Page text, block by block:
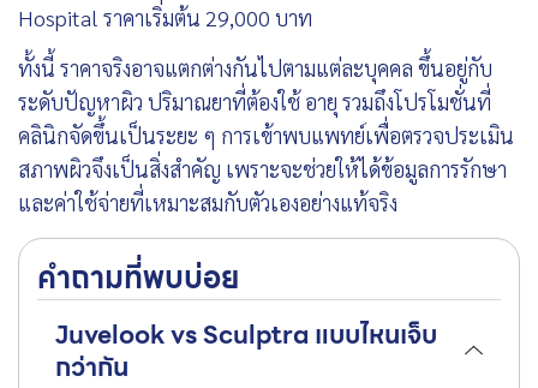
Hospital ราคาเริ่มต้น 29,000 บาท
ทั้งนี้ ราคาจริงอาจแตกต่างกันไปตามแต่ละบุคคล ขึ้นอยู่กับ
ระดับปัญหาผิว ปริมาณยาที่ต้องใช้ อายุ รวมถึงโปรโมชั่นที่
คลินิกจัดขึ้นเป็นระยะ ๆ การเข้าพบแพทย์เพื่อตรวจประเมิน
สภาพผิวจึงเป็นสิ่งสำคัญ เพราะจะช่วยให้ได้ข้อมูลการรักษา
และค่าใช้จ่ายที่เหมาะสมกับตัวเองอย่างแท้จริง
คำถามที่พบบ่อย
Juvelook vs Sculptra แบบไหนเจ็บ
กว่ากัน